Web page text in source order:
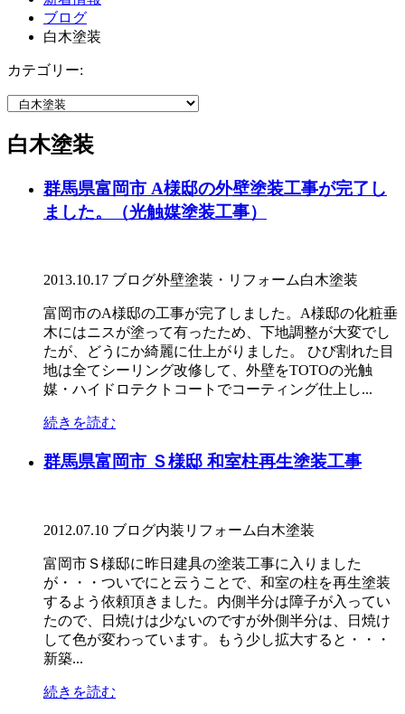
ブログ
白木塗装
カテゴリー:
白木塗装
群馬県富岡市 A様邸の外壁塗装工事が完了し
ました。（光触媒塗装工事）
2013.10.17 ブログ外壁塗装・リフォーム白木塗装
富岡市のA様邸の工事が完了しました。A様邸の化粧垂
木にはニスが塗って有ったため、下地調整が大変でし
たが、どうにか綺麗に仕上がりました。 ひび割れた目
地は全てシーリング改修して、外壁をTOTOの光触
媒・ハイドロテクトコートでコーティング仕上し...
続きを読む
群馬県富岡市 Ｓ様邸 和室柱再生塗装工事
2012.07.10 ブログ内装リフォーム白木塗装
富岡市Ｓ様邸に昨日建具の塗装工事に入りました
が・・・ついでにと云うことで、和室の柱を再生塗装
するよう依頼頂きました。内側半分は障子が入ってい
たので、日焼けは少ないのですが外側半分は、日焼け
して色が変わっています。もう少し拡大すると・・・
新築...
続きを読む